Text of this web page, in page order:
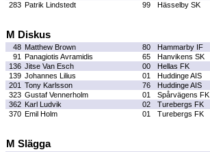
283 Patrik Lindstedt 99 Hässelby SK
M Diskus
48 Matthew Brown 80 Hammarby IF
91 Panagiotis Avramidis 65 Hanvikens SK
136 Jitse Van Esch 00
Hellas FK
139 Johannes Lilius 01 Huddinge AIS
201 Tony Karlsson 76 Huddinge AIS
323 Gustaf Vennerholm 01 Spårvägens FK
362 Karl Ludvik 02 Turebergs FK
370 Emil Holm 01 Turebergs FK
M Slägga